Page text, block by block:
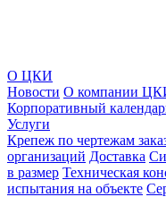
О ЦКИ
Новости О компании
Корпоративный
Услуги
Крепеж по чертежам
организаций Доставка
в размер Техническая
испытания на объекте